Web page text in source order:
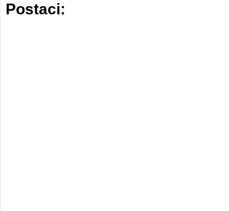
Postaci: